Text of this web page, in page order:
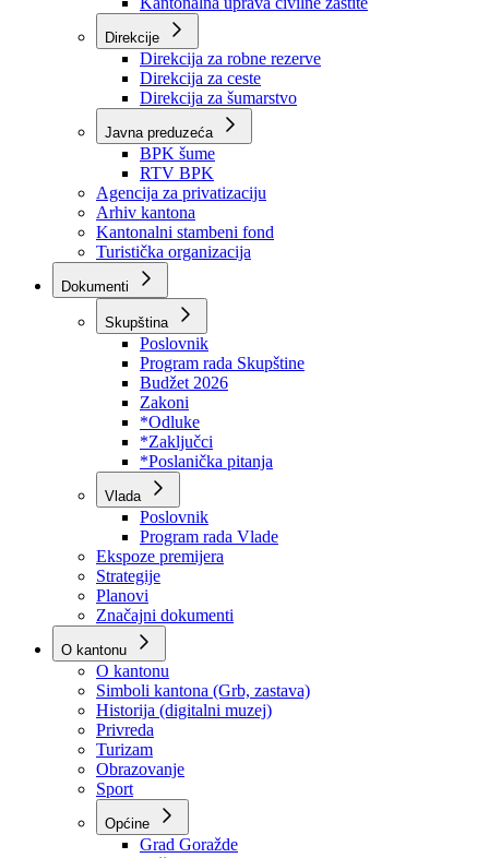
Kantonalna uprava za inspekcijske poslove
Kantonalna uprava civilne zaštite
Direkcije
Direkcija za robne rezerve
Direkcija za ceste
Direkcija za šumarstvo
Javna preduzeća
BPK šume
RTV BPK
Agencija za privatizaciju
Arhiv kantona
Kantonalni stambeni fond
Turistička organizacija
Dokumenti
Skupština
Poslovnik
Program rada Skupštine
Budžet 2026
Zakoni
*Odluke
*Zaključci
*Poslanička pitanja
Vlada
Poslovnik
Program rada Vlade
Ekspoze premijera
Strategije
Planovi
Značajni dokumenti
O kantonu
O kantonu
Simboli kantona (Grb, zastava)
Historija (digitalni muzej)
Privreda
Turizam
Obrazovanje
Sport